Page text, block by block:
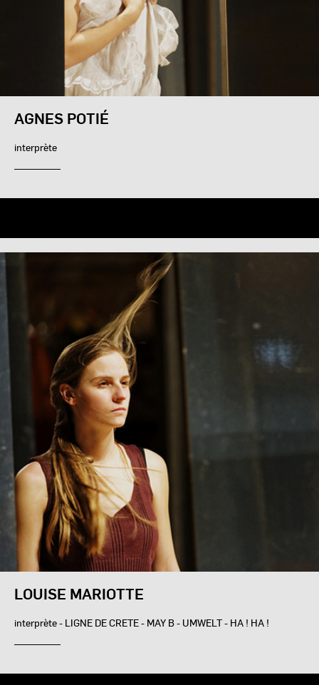
AGNES POTIÉ
interprète
LOUISE MARIOTTE
interprète - LIGNE DE CRETE - MAY B - UMWELT - HA ! HA !